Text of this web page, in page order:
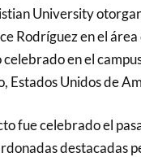
University
Rodríguez en el
celebrado en el
Estados Unidos de
fue celebrado el
destacadas